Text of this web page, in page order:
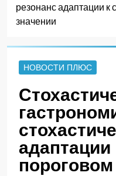
резонанс адаптации к
значении
НОВОСТИ ПЛЮС
адаптации